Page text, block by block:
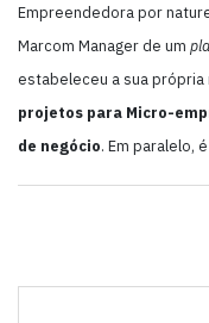
Empreendedora por
Marcom Manager de um
estabeleceu a sua própria
projetos para Micro-
de negócio. Em paralelo,